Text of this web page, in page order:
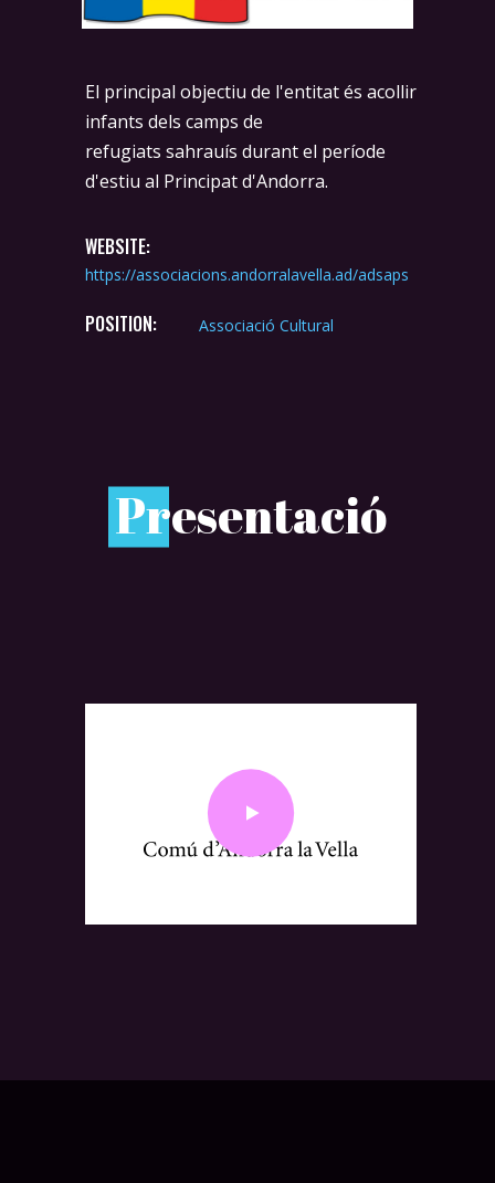
El principal objectiu de l'entitat és acollir
infants dels camps de
refugiats sahrauís durant el període
d'estiu al Principat d'Andorra.
WEBSITE:
https://associacions.andorralavella.ad/adsaps
POSITION: Associació Cultural
Presentació